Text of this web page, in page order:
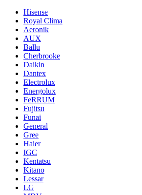
Hisense
Royal Clima
Aeronik
AUX
Ballu
Cherbrooke
Daikin
Dantex
Electrolux
Energolux
FeRRUM
Fujitsu
Funai
General
Gree
Haier
IGC
Kentatsu
Kitano
Lessar
LG